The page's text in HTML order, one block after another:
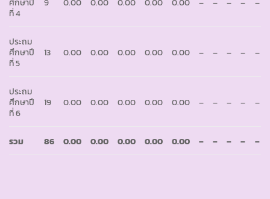
ที่ 4
ประถม
ศึกษาปี
ที่ 5
13 0.00 0.00 0.00 0.00 0.00 – – – – –
ประถม
ศึกษาปี
ที่ 6
19 0.00 0.00 0.00 0.00 0.00 – – – – –
รวม 86 0.00 0.00 0.00 0.00 0.00 – – – – –